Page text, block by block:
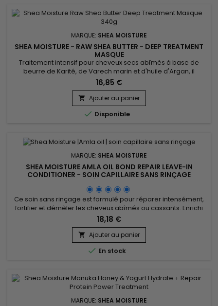
MARQUE: SHEA MOISTURE
SHEA MOISTURE - RAW SHEA BUTTER - DEEP TREATMENT
MASQUE
Traitement intensif pour cheveux secs abîmés à base de
beurre de Karité, de Varech marin et d'huile d'Argan, il
hydrate en profondeur, revitalise, donne élasticité et
douceur, fortifie et prévient la perte ou la chute de cheveux.
&nbsp;Shea Moisture Raw Shea Butter Deep Treatment
Masque est un traitement intensif entièrement naturel dédié
aux cheveux...
16,85 €
 Ajouter au panier
 Disponible
MARQUE: SHEA MOISTURE
SHEA MOISTURE AMLA OIL BOND REPAIR LEAVE-IN
CONDITIONER - SOIN CAPILLAIRE SANS RINÇAGE
Ce soin sans rinçage est formulé pour réparer intensément,
fortifier et démêler les cheveux abîmés ou cassants. Enrichi
en huile d'Amla, reconnue pour ses propriétés régénérantes
et antioxydantes, le Shea Moisture Amla Oil Bond Repair
Leave-In Conditioner nourrit la fibre capillaire, prévient la
casse et restaure l'élasticité naturelle des cheveux. Sa...
18,18 €
 Ajouter au panier
 En stock
MARQUE: SHEA MOISTURE